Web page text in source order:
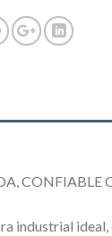
CONFIABLE
industrial